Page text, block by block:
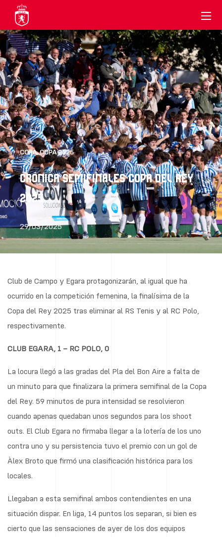
COPA,COPA 2025
CRÓNICA SEMIFINALES COPA DEL REY
2025
29/03/2025
Club de Campo y Egara protagonizarán, al igual que ha
ocurrido en la competición femenina, la finalísima de la
Copa del Rey 2025 tras eliminar al RS Tenis y al RC Polo,
respectivamente.
CLUB EGARA, 1 – RC POLO, 0
La locura llegó a las gradas del Pla del Bon Aire a falta de
un minuto para que finalizara la primera semifinal de la Copa
del Rey. 59 minutos de pura intensidad se resolvieron
cuando apenas quedaban unos segundos para los shoot
outs. El Club Egara no firmaba llegar a la lotería de los uno
contra uno y su persistencia tuvo el premio con un gol de
Àlex Broto que firmó una clasificación histórica para los
locales.
Llegaban a esta semifinal ambos contendientes en una
situación dispar. En liga, 14 puntos los separan, si bien es
cierto que las sensaciones de ayer de los dos equipos